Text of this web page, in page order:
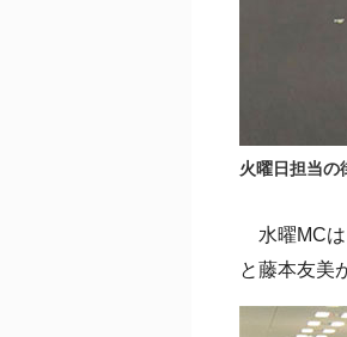
火曜日担当の
水曜MCは
と藤本友美